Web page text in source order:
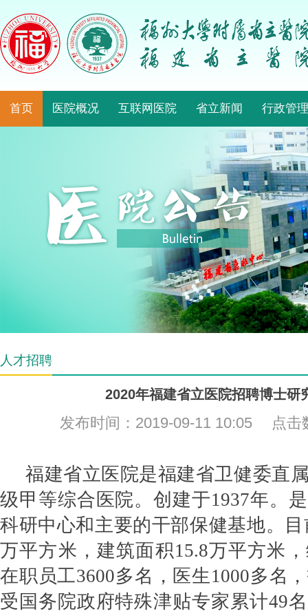
首页 医院概况 互联网医院 省立新闻 行政管理
人才招聘
2020年福建省立医院招聘博士研
发布时间：2019-09-11 10:05 点击
福建省立医院是福建省卫健委直
级甲等综合医院。创建于1937年。
科研中心和主要的干部保健基地。
万平方米，建筑面积15.8万平方米
在职员工3600多名，医生 1000多名
受国务院政府特殊津贴专家累计49